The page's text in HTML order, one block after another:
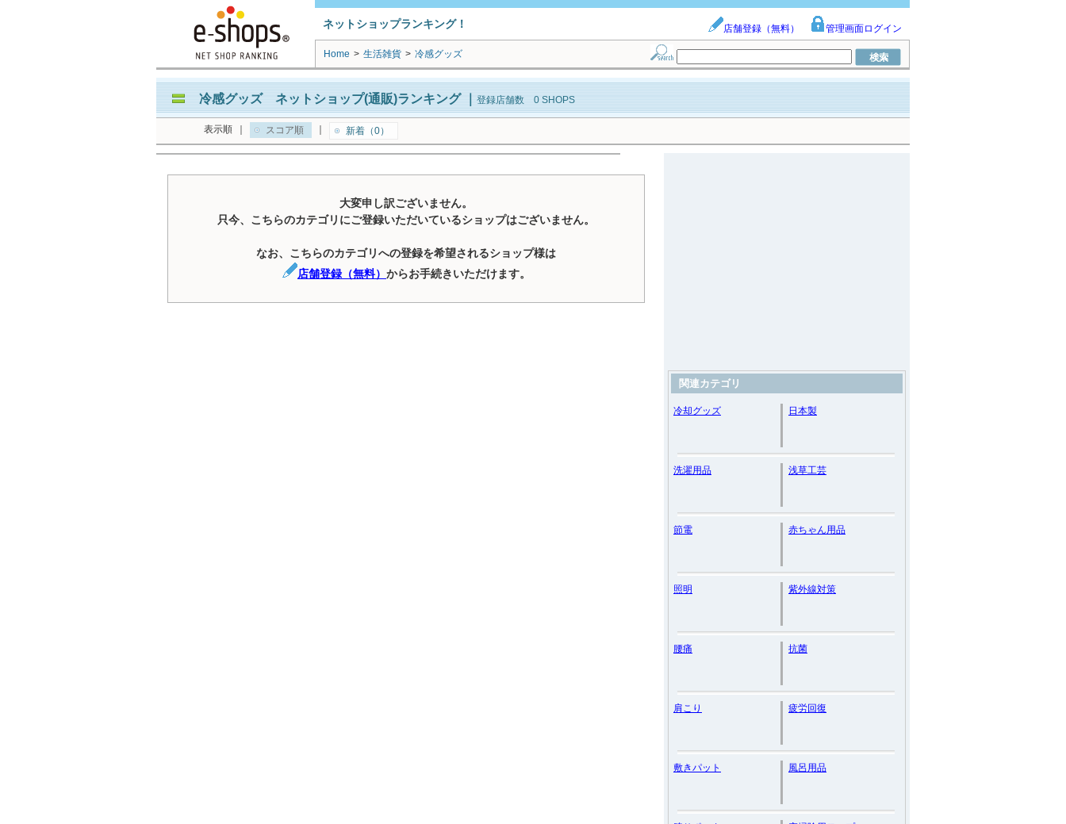
ネットショップランキング！ 店舗登録（無料） 管理画面ログイン
Home > 生活雑貨 > 冷感グッズ
冷感グッズ ネットショップ(通販)ランキング｜ 登録店舗数 0 SHOPS
表示順 スコア順 新着（0）
大変申し訳ございません。
只今、こちらのカテゴリにご登録いただいているショップはございません。
なお、こちらのカテゴリへの登録を希望されるショップ様は
店舗登録（無料） からお手続きいただけます。
関連カテゴリ
冷却グッズ 日本製
洗濯用品 浅草工芸
節電 赤ちゃん用品
照明 紫外線対策
腰痛 抗菌
肩こり 疲労回復
敷きパット 風呂用品